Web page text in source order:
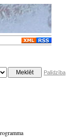
Palīdzība